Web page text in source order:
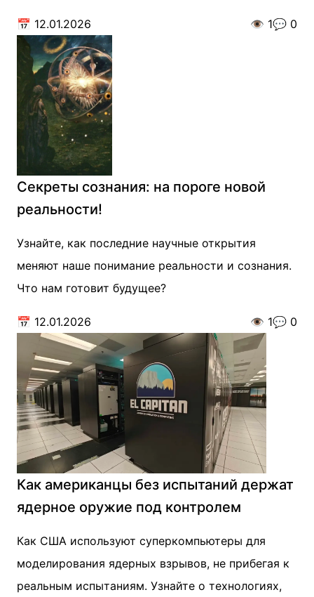
📅 12.01.2026 👁️ 1💬 0
Секреты сознания: на пороге новой
реальности!
Узнайте, как последние научные открытия
меняют наше понимание реальности и сознания.
Что нам готовит будущее?
📅 12.01.2026 👁️ 1💬 0
Как американцы без испытаний держат
ядерное оружие под контролем
Как США используют суперкомпьютеры для
моделирования ядерных взрывов, не прибегая к
реальным испытаниям. Узнайте о технологиях,